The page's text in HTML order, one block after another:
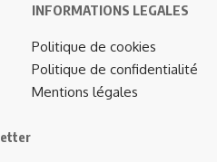
INFORMATIONS LEGALES
Politique de cookies
Politique de confidentialité
Mentions légales